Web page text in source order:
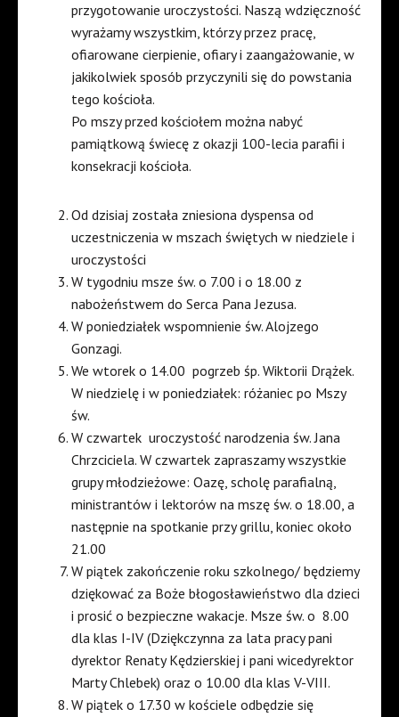
przygotowanie uroczystości. Naszą wdzięczność
wyrażamy wszystkim, którzy przez pracę,
ofiarowane cierpienie, ofiary i zaangażowanie, w
jakikolwiek sposób przyczynili się do powstania
tego kościoła.
Po mszy przed kościołem można nabyć
pamiątkową świecę z okazji 100-lecia parafii i
konsekracji kościoła.
Od dzisiaj została zniesiona dyspensa od
uczestniczenia w mszach świętych w niedziele i
uroczystości
W tygodniu msze św. o 7.00 i o 18.00 z
nabożeństwem do Serca Pana Jezusa.
W poniedziałek wspomnienie św. Alojzego
Gonzagi.
We wtorek o 14.00 pogrzeb śp. Wiktorii Drążek.
W niedzielę i w poniedziałek: różaniec po Mszy
św.
W czwartek uroczystość narodzenia św. Jana
Chrzciciela. W czwartek zapraszamy wszystkie
grupy młodzieżowe: Oazę, scholę parafialną,
ministrantów i lektorów na mszę św. o 18.00, a
następnie na spotkanie przy grillu, koniec około
21.00
W piątek zakończenie roku szkolnego/ będziemy
dziękować za Boże błogosławieństwo dla dzieci
i prosić o bezpieczne wakacje. Msze św. o 8.00
dla klas I-IV (Dziękczynna za lata pracy pani
dyrektor Renaty Kędzierskiej i pani wicedyrektor
Marty Chlebek) oraz o 10.00 dla klas V-VIII.
W piątek o 17.30 w kościele odbędzie się